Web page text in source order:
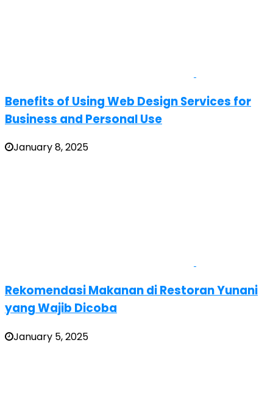
Benefits of Using Web Design Services for
Business and Personal Use
January 8, 2025
Rekomendasi Makanan di Restoran Yunani
yang Wajib Dicoba
January 5, 2025